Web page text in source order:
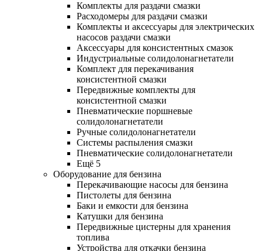
Комплекты для раздачи смазки
Расходомеры для раздачи смазки
Комплекты и аксессуары для электрических
насосов раздачи смазки
Аксессуары для консистентных смазок
Индустриальные солидолонагнетатели
Комплект для перекачивания
консистентной смазки
Передвижные комплекты для
консистентной смазки
Пневматические поршневые
солидолонагнетатели
Ручные солидолонагнетатели
Системы распыления смазки
Пневматические солидолонагнетатели
Ещё 5
Оборудование для бензина
Перекачивающие насосы для бензина
Пистолеты для бензина
Баки и емкости для бензина
Катушки для бензина
Передвижные цистерны для хранения
топлива
Устройства для откачки бензина